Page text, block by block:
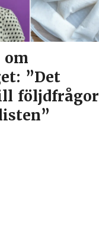
om
”Det
följdfrågor